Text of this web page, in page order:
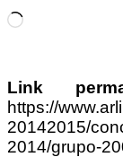
Loading…
Link
https://
20142015/
2014/grupo-